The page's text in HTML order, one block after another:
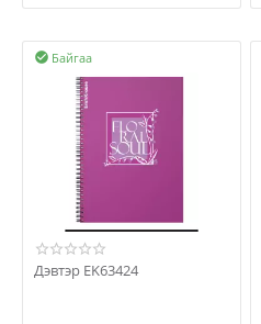
Байгаа

Дэвтэр EK63424